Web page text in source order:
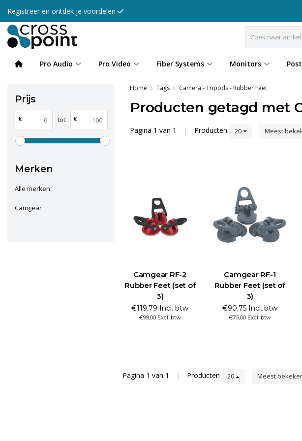
Registreer en ontdek je voordelen
Pro Audio Pro Video Fiber Systems Monitors
Prijs
€ tot €
Merken
Alle merken
Camgear
Home Tags Camera - Tripods - Rubber Feet
Producten getagd met
Pagina 1 van 1 | Producten 20 Meest
Camgear RF-2
Rubber Feet (set of
3)
€119,79 Incl. btw
€99,00 Excl. btw
Camgear RF-1
Rubber Feet (set of
3)
€90,75 Incl. btw
€75,00 Excl. btw
Pagina 1 van 1 | Producten 20 Meest